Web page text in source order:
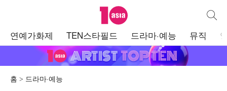
텐아시아 통합
연예가화제 TEN스타필드 드라마·예능 뮤직
홈 드라마·예능